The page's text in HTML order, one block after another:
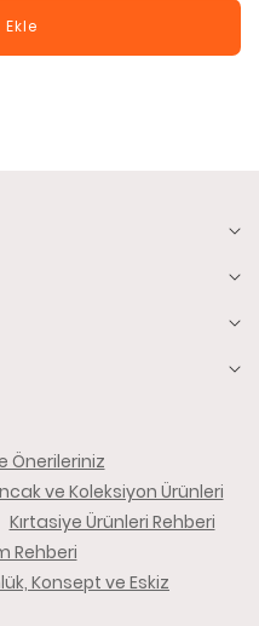
Önerileriniz
ve Koleksiyon Ürünleri
Kırtasiye Ürünleri Rehberi
Rehberi
Konsept ve Eskiz